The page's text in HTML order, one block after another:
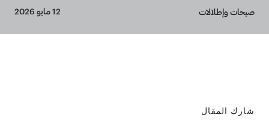
Breadcrumb
صيحات وإطلالات 12 مايو 2026
شارك المقال